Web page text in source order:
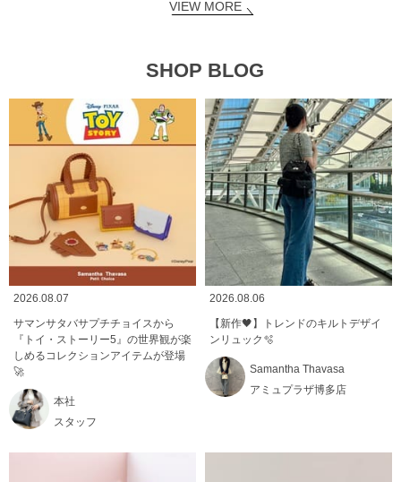
VIEW MORE
SHOP BLOG
2026.08.07
サマンサタバサプチチョイスから
『トイ・ストーリー5』の世界観が楽
しめるコレクションアイテムが登場
🚀
本社
スタッフ
2026.08.06
【新作🖤】トレンドのキルトデザイ
ンリュック🫧
Samantha Thavasa
アミュプラザ博多店